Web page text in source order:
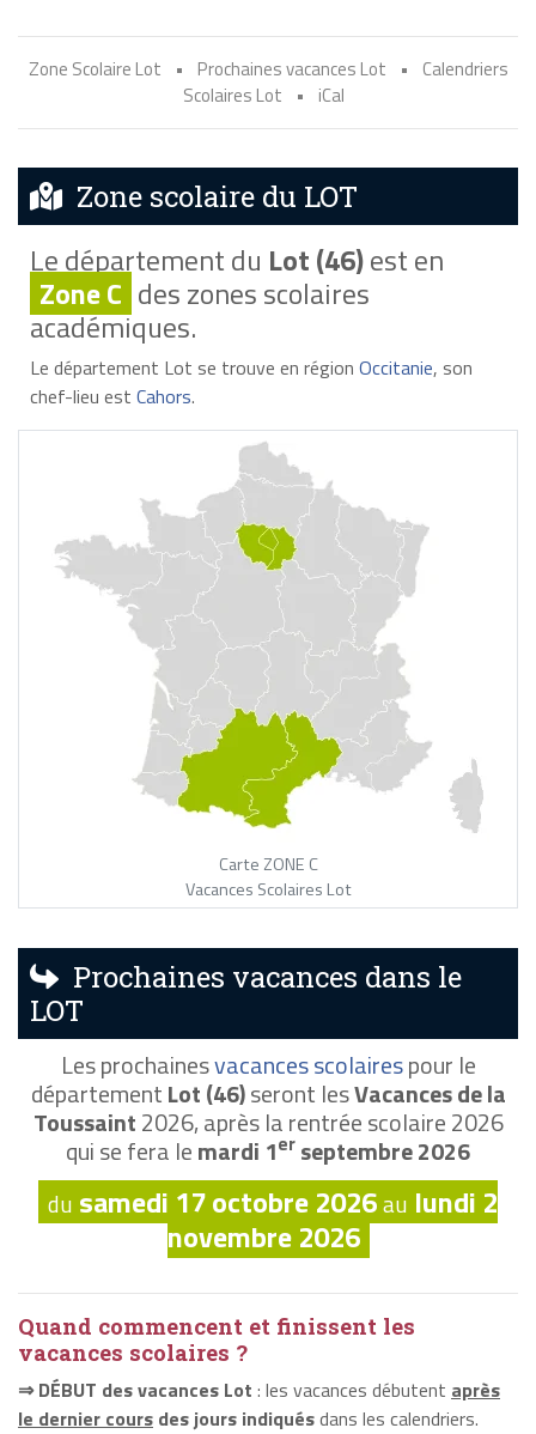
Zone Scolaire Lot • Prochaines vacances Lot •
Calendriers
Scolaires Lot
• iCal
Zone scolaire du LOT
Le département du Lot (46)est en
Zone C des zones scolaires
académiques.
Le département Lot se trouve en région Occitanie, son
chef-lieu est Cahors.
Carte ZONE C
Vacances Scolaires Lot
Prochaines vacances dans le
LOT
Les prochainesvacances scolairespour le
départementLot (46)seront lesVacances de la
Toussaint2026, après la rentrée scolaire 2026
qui se fera lemardi 1er septembre 2026
du samedi 17 octobre 2026au lundi 2
novembre 2026
Quand commencent et finissent les
vacances scolaires ?
⇒ DÉBUT des vacances Lot : les vacances débutent après
le dernier cours des jours indiquésdans les calendriers.